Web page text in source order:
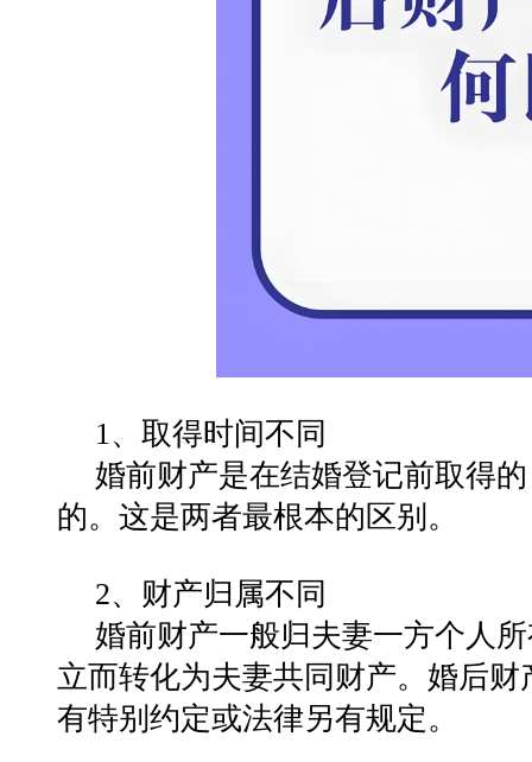
1‌、取得时间不同‌
婚前财产是在结婚登记前取得
的。这是两者最根本的区别‌。
2、财产归属不同‌
婚前财产一般归夫妻一方个人
立而转化为夫妻共同财产。婚后
有特别约定或法律另有规定‌。